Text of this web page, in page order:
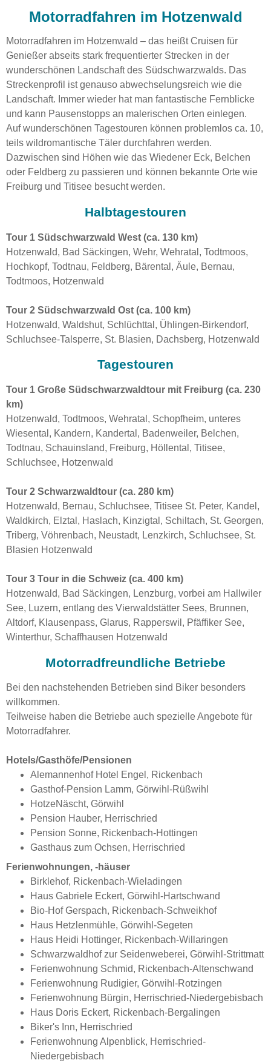
Motorradfahren im Hotzenwald
Motorradfahren im Hotzenwald – das heißt Cruisen für
Genießer abseits stark frequentierter Strecken in der
wunderschönen Landschaft des Südschwarzwalds. Das
Streckenprofil ist genauso abwechselungsreich wie die
Landschaft. Immer wieder hat man fantastische Fernblicke
und kann Pausenstopps an malerischen Orten einlegen.
Auf wunderschönen Tagestouren können problemlos ca. 10,
teils wildromantische Täler durchfahren werden.
Dazwischen sind Höhen wie das Wiedener Eck, Belchen
oder Feldberg zu passieren und können bekannte Orte wie
Freiburg und Titisee besucht werden.
Halbtagestouren
Tour 1 Südschwarzwald West (ca. 130 km)
Hotzenwald, Bad Säckingen, Wehr, Wehratal, Todtmoos,
Hochkopf, Todtnau, Feldberg, Bärental, Äule, Bernau,
Todtmoos, Hotzenwald
Tour 2 Südschwarzwald Ost (ca. 100 km)
Hotzenwald, Waldshut, Schlüchttal, Ühlingen-Birkendorf,
Schluchsee-Talsperre, St. Blasien, Dachsberg, Hotzenwald
Tagestouren
Tour 1 Große Südschwarzwaldtour mit Freiburg (ca. 230
km)
Hotzenwald, Todtmoos, Wehratal, Schopfheim, unteres
Wiesental, Kandern, Kandertal, Badenweiler, Belchen,
Todtnau, Schauinsland, Freiburg, Höllental, Titisee,
Schluchsee, Hotzenwald
Tour 2 Schwarzwaldtour (ca. 280 km)
Hotzenwald, Bernau, Schluchsee, Titisee St. Peter, Kandel,
Waldkirch, Elztal, Haslach, Kinzigtal, Schiltach, St. Georgen,
Triberg, Vöhrenbach, Neustadt, Lenzkirch, Schluchsee, St.
Blasien Hotzenwald
Tour 3 Tour in die Schweiz (ca. 400 km)
Hotzenwald, Bad Säckingen, Lenzburg, vorbei am Hallwiler
See, Luzern, entlang des Vierwaldstätter Sees, Brunnen,
Altdorf, Klausenpass, Glarus, Rapperswil, Pfäffiker See,
Winterthur, Schaffhausen Hotzenwald
Motorradfreundliche Betriebe
Bei den nachstehenden Betrieben sind Biker besonders
willkommen.
Teilweise haben die Betriebe auch spezielle Angebote für
Motorradfahrer.
Hotels/Gasthöfe/Pensionen
Alemannenhof Hotel Engel, Rickenbach
Gasthof-Pension Lamm, Görwihl-Rüßwihl
HotzeNäscht, Görwihl
Pension Hauber, Herrischried
Pension Sonne, Rickenbach-Hottingen
Gasthaus zum Ochsen, Herrischried
Ferienwohnungen, -häuser
Birklehof, Rickenbach-Wieladingen
Haus Gabriele Eckert, Görwihl-Hartschwand
Bio-Hof Gerspach, Rickenbach-Schweikhof
Haus Hetzlenmühle, Görwihl-Segeten
Haus Heidi Hottinger, Rickenbach-Willaringen
Schwarzwaldhof zur Seidenweberei, Görwihl-Strittmatt
Ferienwohnung Schmid, Rickenbach-Altenschwand
Ferienwohnung Rudigier, Görwihl-Rotzingen
Ferienwohnung Bürgin, Herrischried-Niedergebisbach
Haus Doris Eckert, Rickenbach-Bergalingen
Biker's Inn, Herrischried
Ferienwohnung Alpenblick, Herrischried-
Niedergebisbach